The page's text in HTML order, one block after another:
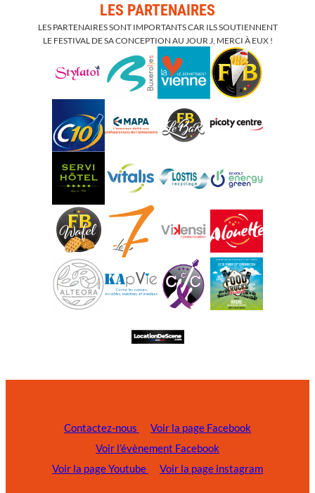
LES PARTENAIRES
LES PARTENAIRES SONT IMPORTANTS CAR ILS SOUTIENNENT
LE FESTIVAL DE SA CONCEPTION AU JOUR J, MERCI À EUX !
Contactez-nous
Voir la page Facebook
Voir l’évènement Facebook
Voir la page Youtube
Voir la page instagram